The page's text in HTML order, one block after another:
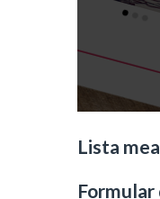
Lista